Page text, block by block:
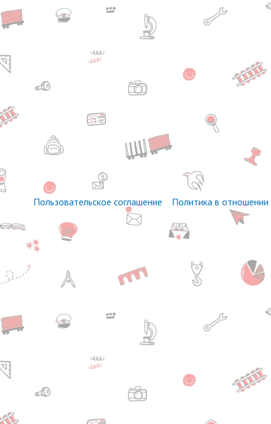
Пользовательское соглашение Политика в